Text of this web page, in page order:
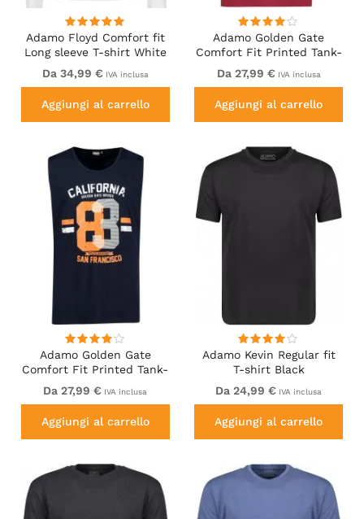
Adamo Floyd Comfort fit
Long sleeve T-shirt White
Da 34,99 € IVA inclusa
Aggiungi al carrello
Adamo Golden Gate
Comfort Fit Printed Tank-
top Burgundy
Da 27,99 € IVA inclusa
Aggiungi al carrello
Adamo Golden Gate
Comfort Fit Printed Tank-
top Navy
Da 27,99 € IVA inclusa
Aggiungi al carrello
Adamo Kevin Regular fit
T-shirt Black
Da 24,99 € IVA inclusa
Aggiungi al carrello